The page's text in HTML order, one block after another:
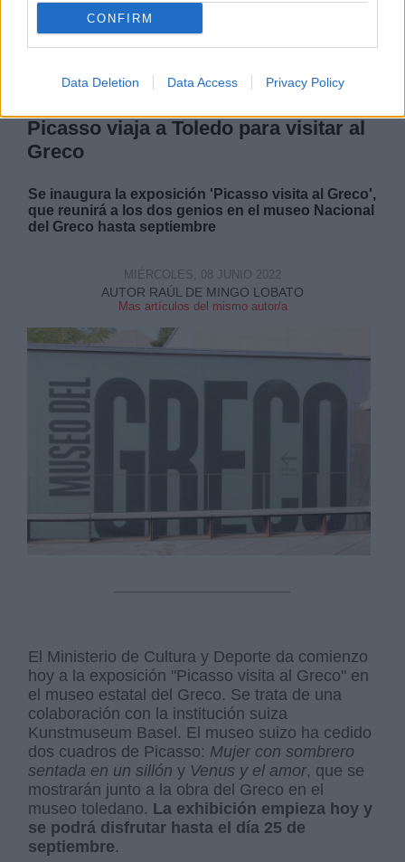
CONFIRM
Data Deletion Data Access Privacy Policy
LABERINTO ESPAÑOL | LABERINTO ESPAÑOL
SALUD,CONSUMO, BIENESTAR
Picasso viaja a Toledo para visitar al
Greco
Se inaugura la exposición 'Picasso visita al Greco',
que reunirá a los dos genios en el museo Nacional
del Greco hasta septiembre
AUTOR RAÚL DE MINGO LOBATO
Mas artículos del mismo autor/a
MIÉRCOLES, 08 JUNIO 2022
El Ministerio de Cultura y Deporte da comienzo
hoy a la exposición "Picasso visita al Greco" en
el museo estatal del Greco. Se trata de una
colaboración con la institución suiza
Kunstmuseum Basel. El museo suizo ha cedido
dos cuadros de Picasso: Mujer con sombrero
sentada en un sillón y Venus y el amor, que se
mostrarán junto a la obra del Greco en el
museo toledano. La exhibición empieza hoy y
se podrá disfrutar hasta el día 25 de
septiembre.